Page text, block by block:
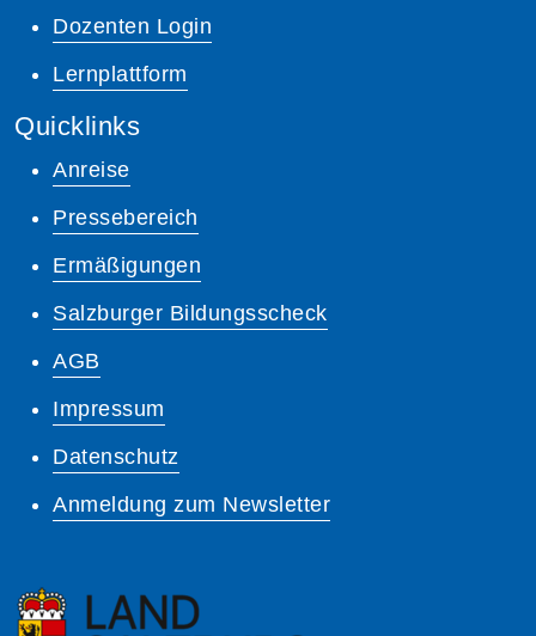
Dozenten Login
Lernplattform
Quicklinks
Anreise
Pressebereich
Ermäßigungen
Salzburger Bildungsscheck
AGB
Impressum
Datenschutz
Anmeldung zum Newsletter